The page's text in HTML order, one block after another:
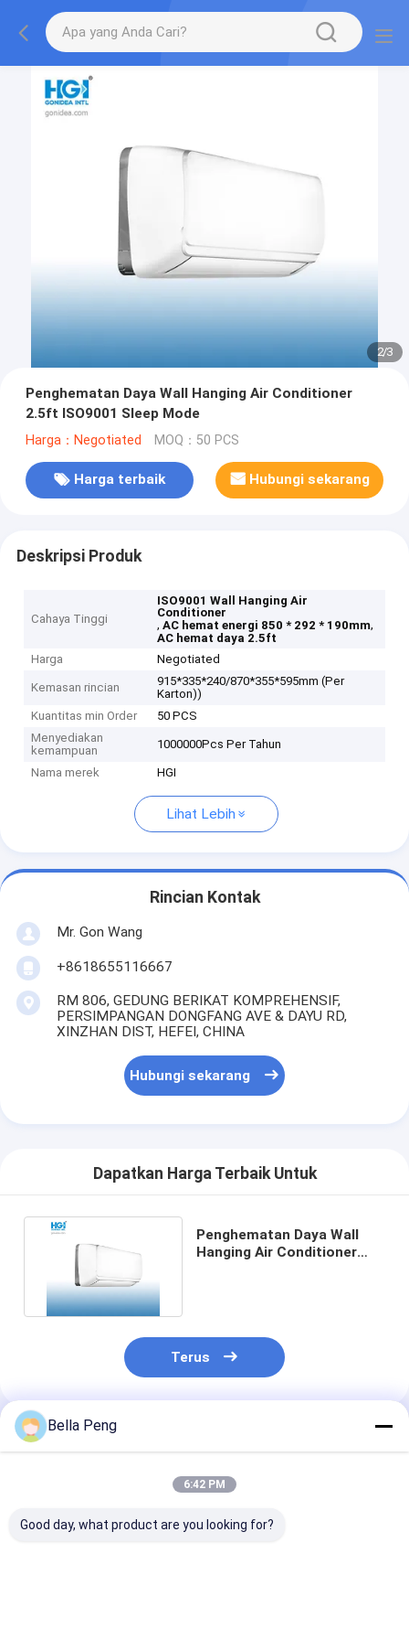
2/3
Penghematan Daya Wall Hanging Air Conditioner
2.5ft ISO9001 Sleep Mode
Harga：Negotiated MOQ：50 PCS
Harga terbaik Hubungi sekarang
Deskripsi Produk
Cahaya Tinggi
ISO9001 Wall Hanging Air
Conditioner
,AC hemat energi 850 * 292 * 190mm,
AC hemat daya 2.5ft
Harga
Negotiated
Kemasan rincian
915*335*240/870*355*595mm (Per
Karton))
Kuantitas min Order
50 PCS
Menyediakan
kemampuan
1000000Pcs Per Tahun
Nama merek HGI
Lihat Lebih
Rincian Kontak
Mr. Gon Wang
+8618655116667
RM 806, GEDUNG BERIKAT KOMPREHENSIF,
PERSIMPANGAN DONGFANG AVE & DAYU RD,
XINZHAN DIST, HEFEI, CHINA
Hubungi sekarang
Dapatkan Harga Terbaik Untuk
Penghematan Daya Wall
Hanging Air Conditioner
Terus
Rekomendasi Produk
Bella Peng
6:42 PM
Good day, what product are you looking for?